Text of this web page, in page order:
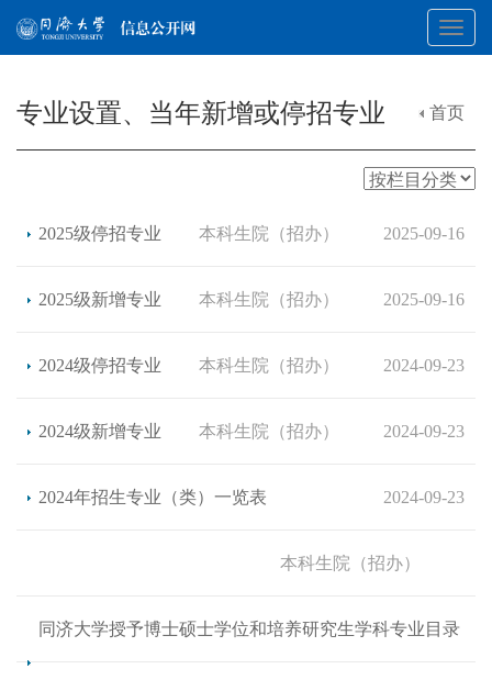
专业设置、当年新增或停招专业 首页
2025级停招专业 2025-09-16
本科生院（招办）
2025级新增专业 2025-09-16
本科生院（招办）
2024级停招专业 2024-09-23
本科生院（招办）
2024级新增专业 2024-09-23
本科生院（招办）
2024年招生专业（类）一览表 2024-09-23
本科生院（招办）
同济大学授予博士硕士学位和培养研究生学科专业目录